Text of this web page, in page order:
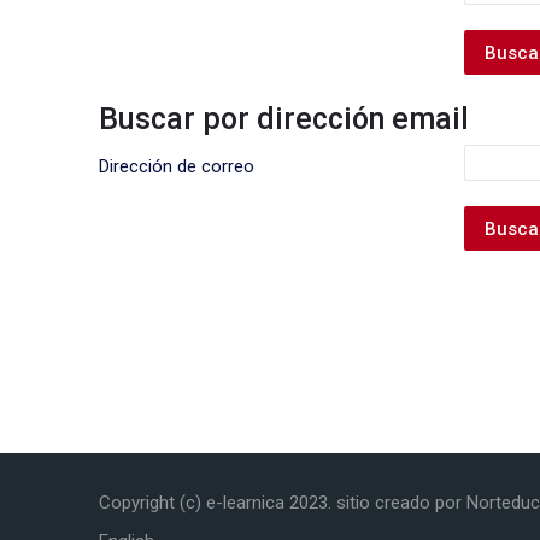
Buscar por dirección email
Buscar por dirección email
Dirección de correo
Copyright (c) e-learnica 2023. sitio creado por